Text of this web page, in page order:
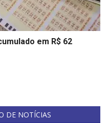
em R$ 62
DE NOTÍCIAS